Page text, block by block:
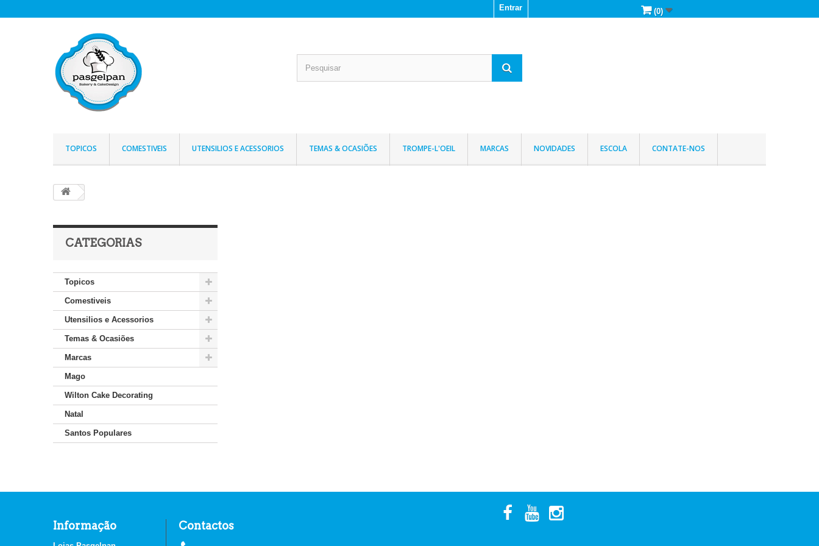
(0)
Entrar
TOPICOS COMESTIVEIS UTENSILIOS E ACESSORIOS TEMAS & OCASIÕES TROMPE-L'OEIL MARCAS NOVIDADES ESCOLA CONTATE-NOS
CATEGORIAS
Topicos
Comestiveis
Utensilios e Acessorios
Temas & Ocasiões
Marcas
Mago
Wilton Cake Decorating
Natal
Santos Populares
Informação Contactos